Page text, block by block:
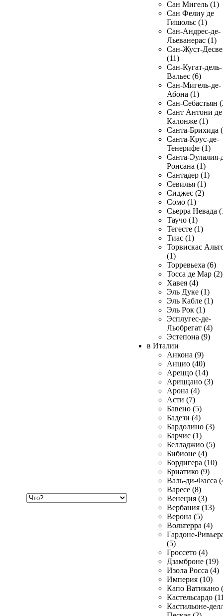
Сан Мигель (1)
Сан Фелиу де
Гишольс (1)
Сан-Андрес-де-
Льеванерас (1)
Сан-Жуст-
(11)
Сан-Кугат-дель-
Вальес (6)
Сан-Мигель-де-
Абона (1)
Сан-Себастьян
Сант Антони де
Калонже (1)
Санта-Брихида
Санта-Крус-де-
Тенерифе (1)
Санта-Эулалия-
Ронсана (1)
Сантадер (1)
Севилья (1)
Сиджес (2)
Сомо (1)
Сьерра Невада
Таучо (1)
Тегесте (1)
Тиас (1)
Торвискас
(1)
Торревьеха (6)
Тосса де Мар (2)
Хавея (4)
Эль Дуке (1)
Эль Кабле (1)
Эль Рок (1)
Эсплугес-де-
Льобрегат (4)
Эстепона (9)
в Италии
Анкона (9)
Анцио (40)
Ареццо (14)
Ариццано (3)
Арона (4)
Асти (7)
Бавено (5)
Бадези (4)
Бардолино (3)
Барчис (1)
Белладжио (5)
Бибионе (4)
Бордигера (10)
Бриатико (9)
Валь-ди-Фасса
Варесе (8)
Венеция (3)
Вербания (13)
Верона (5)
Вольтерра (4)
Гардоне-
(5)
Гроссето (4)
Дзамброне (19)
Изола Росса (4)
Империя (10)
Капо Ватикано
Кастельсардо
Кастильоне-